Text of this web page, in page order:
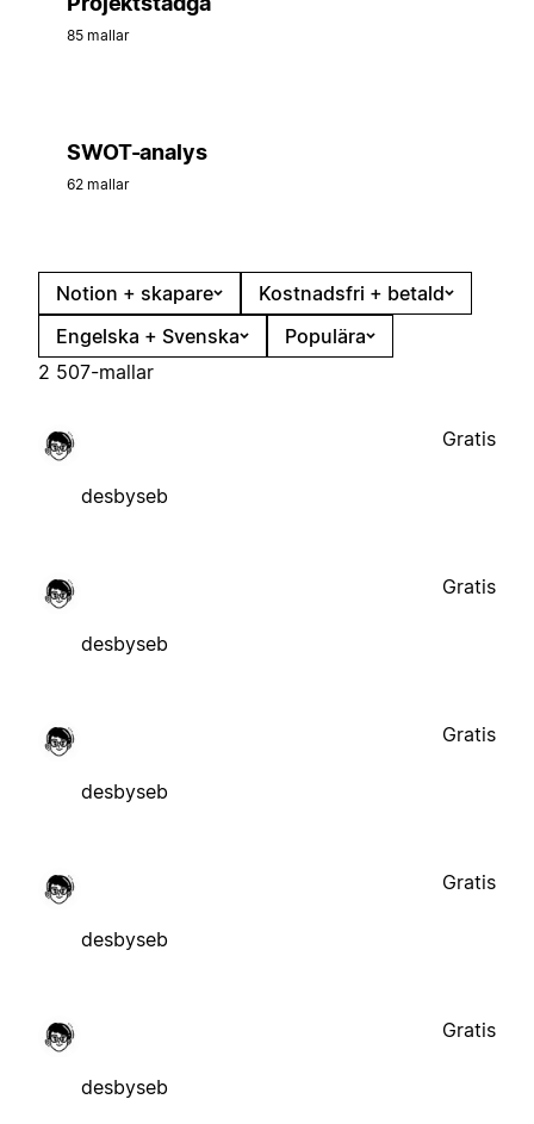
85 mallar
SWOT-analys
62 mallar
Notion + skapare
Kostnadsfri + betald
Engelska + Svenska
Populära
2 507-mallar
desbyseb
Gratis
desbyseb
Gratis
desbyseb
Gratis
desbyseb
Gratis
desbyseb
Gratis